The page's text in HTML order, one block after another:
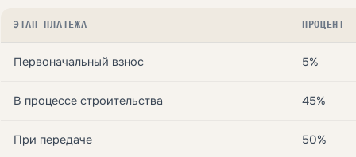
ЭТАП ПЛАТЕЖА ПРОЦЕНТ
Первоначальный взнос 5%
В процессе строительства 45%
При передаче 50%